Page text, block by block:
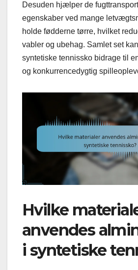
Desuden hjælper de
egenskaber ved mange
holde fødderne tørre, hvilket
vabler og ubehag. Samlet set
syntetiske tennissko bidrage til
og konkurrencedygtig
Hvilke
anvendes
i syntetiske